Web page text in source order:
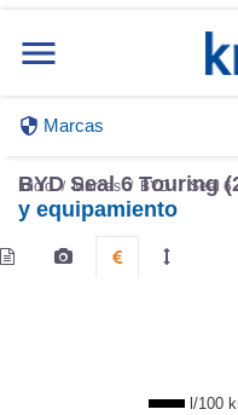
Marcas
Inicio Marcas BYD Seal 6
BYD Seal 6 Touring
y equipamiento
l/100